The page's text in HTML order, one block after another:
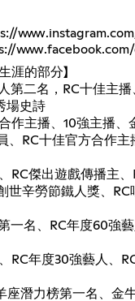
涯的部分】
第二名，RC十佳主
場史詩
作主播、10強主播、
、RC十佳官方合作主
RC傑出遊戲傳播主
世辛勞節鐵人獎、RC
一名、RC年度60強
RC年度30強藝人、
座潛力榜第一名、金